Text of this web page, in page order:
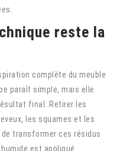
reste la
complète du meuble
paraît simple, mais elle
final. Retirer les
les squames et les
transformer ces résidus
est appliqué.